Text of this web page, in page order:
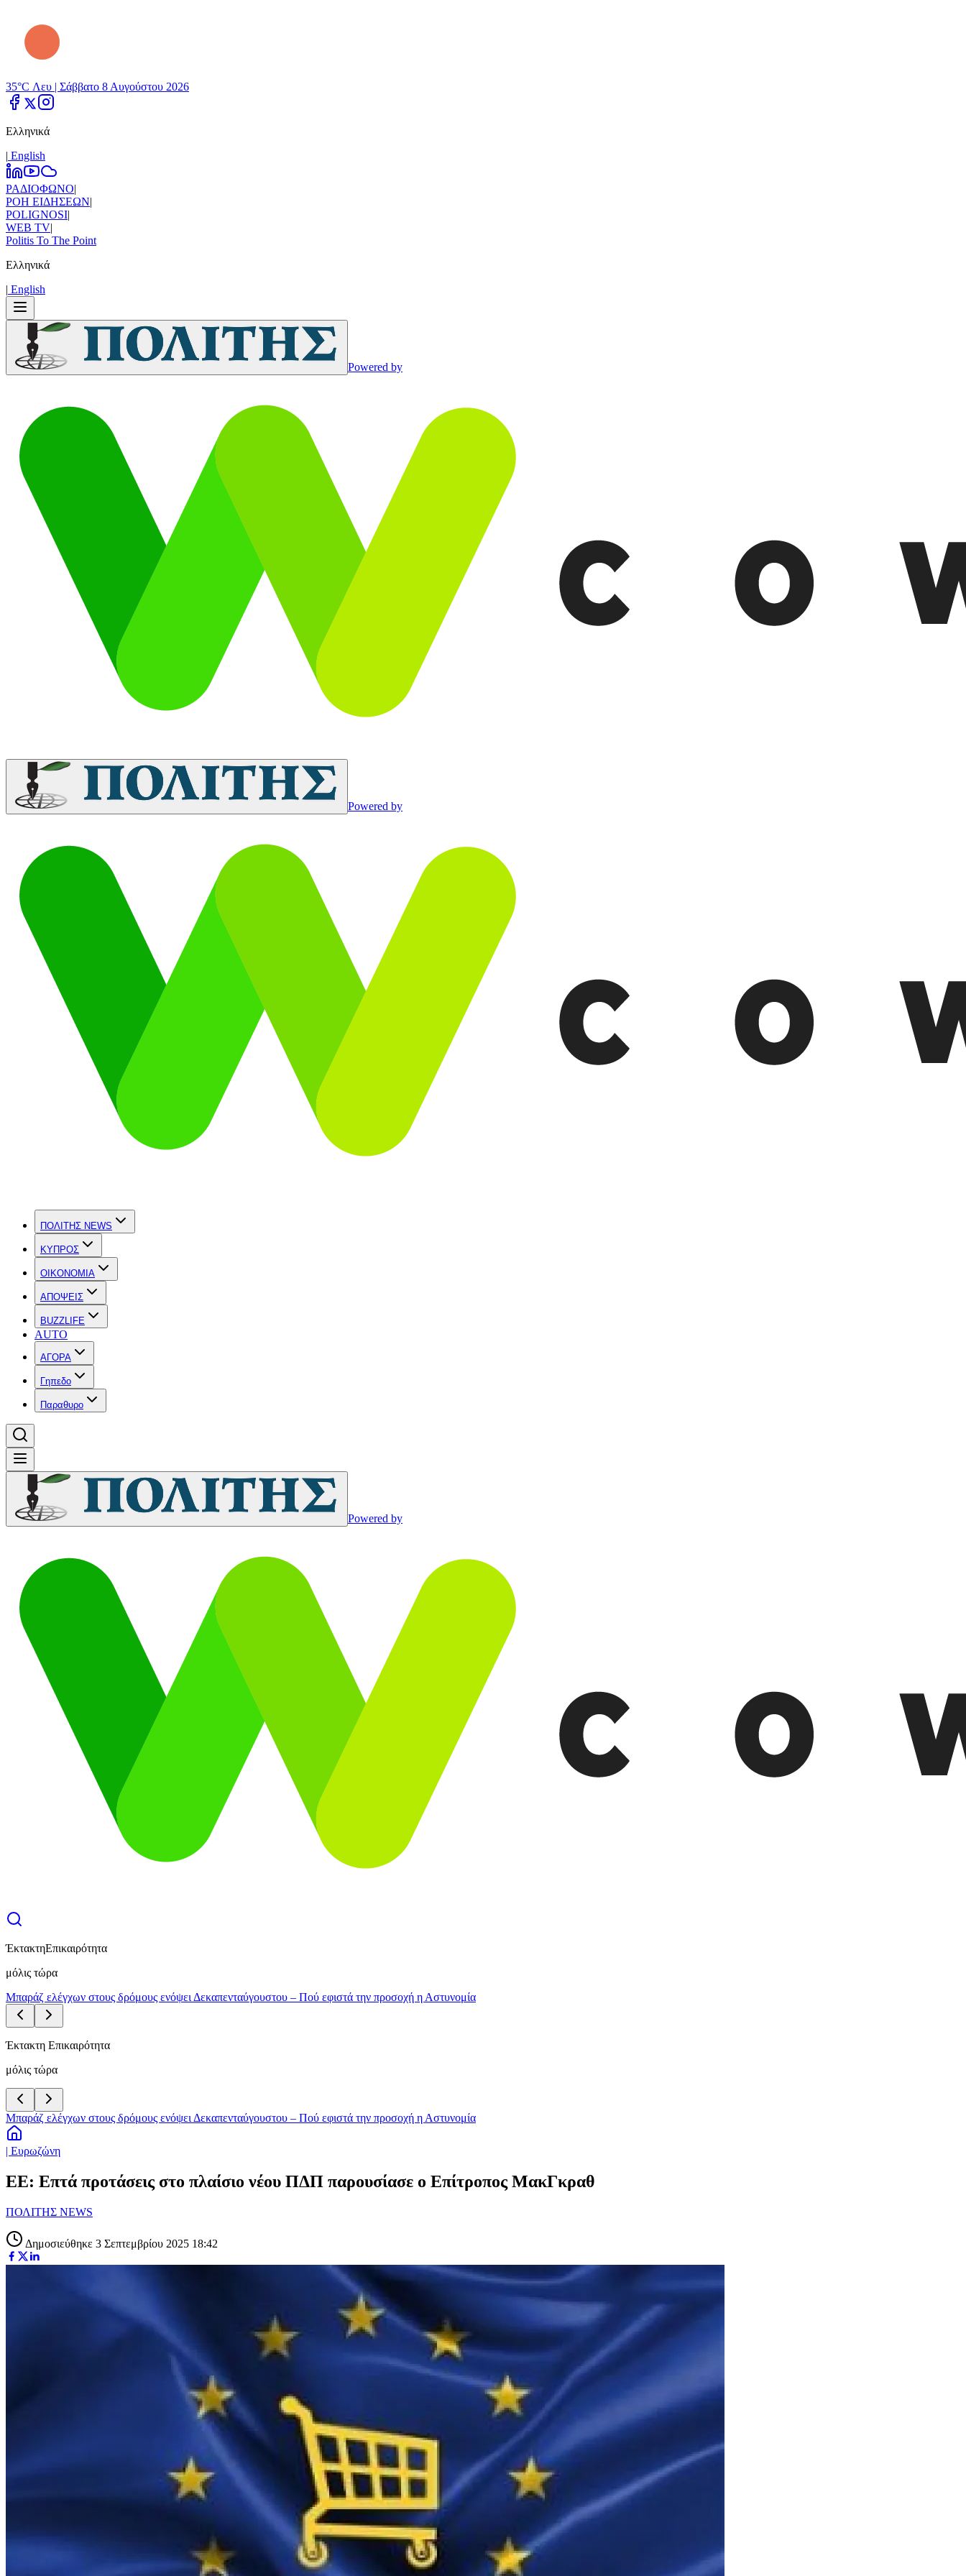
35°C Λευ | Σάββατο 8 Αυγούστου 2026
Ελληνικά
| Εnglish
ΡΑΔΙΟΦΩΝΟ|
ΡΟΗ ΕΙΔΗΣΕΩΝ|
POLIGNOSI|
WEB TV|
Politis To The Point
Ελληνικά
| Εnglish
Powered by
Powered by
ΠΟΛΙΤΗΣ NEWS
ΚΥΠΡΟΣ
OIKONOMIA
ΑΠΟΨΕΙΣ
BUZZLIFE
AUTO
ΑΓΟΡΑ
Γηπεδο
Παραθυρο
Powered by
ΈκτακτηΕπικαιρότητα
μόλις τώρα
Μπαράζ ελέγχων στους δρόμους ενόψει Δεκαπενταύγουστου – Πού εφιστά την προσοχή η Αστυνομία
Έκτακτη Επικαιρότητα
μόλις τώρα
Μπαράζ ελέγχων στους δρόμους ενόψει Δεκαπενταύγουστου – Πού εφιστά την προσοχή η Αστυνομία
| Ευρωζώνη
ΕΕ: Επτά προτάσεις στο πλαίσιο νέου ΠΔΠ παρουσίασε ο Επίτροπος ΜακΓκραθ
ΠΟΛΙΤΗΣ NEWS
Δημοσιεύθηκε 3 Σεπτεμβρίου 2025 18:42